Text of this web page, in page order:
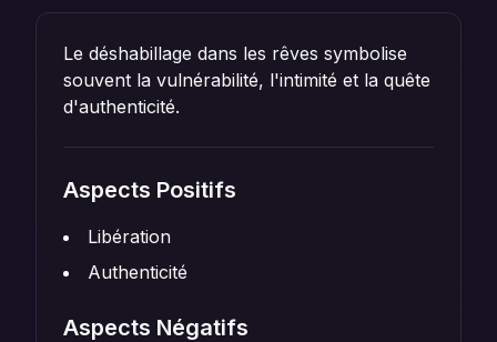
Le déshabillage dans les rêves symbolise
souvent la vulnérabilité, l'intimité et la quête
d'authenticité.
Aspects Positifs
Libération
Authenticité
Aspects Négatifs